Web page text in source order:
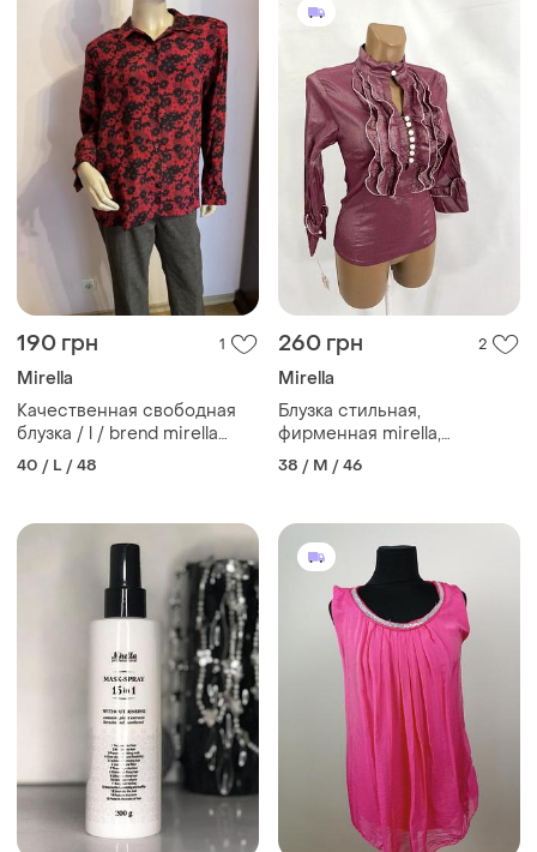
190 грн 1
Mirella
Качественная свободная
блузка / l / brend mirella
ацетат - шелк
40 / L / 48
260 грн 2
Mirella
Блузка стильная,
фирменная mirella,
малиновая
38 / M / 46